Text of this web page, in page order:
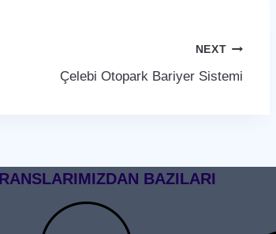
NEXT
Çelebi Otopark Bariyer Sistemi
BAZILARI